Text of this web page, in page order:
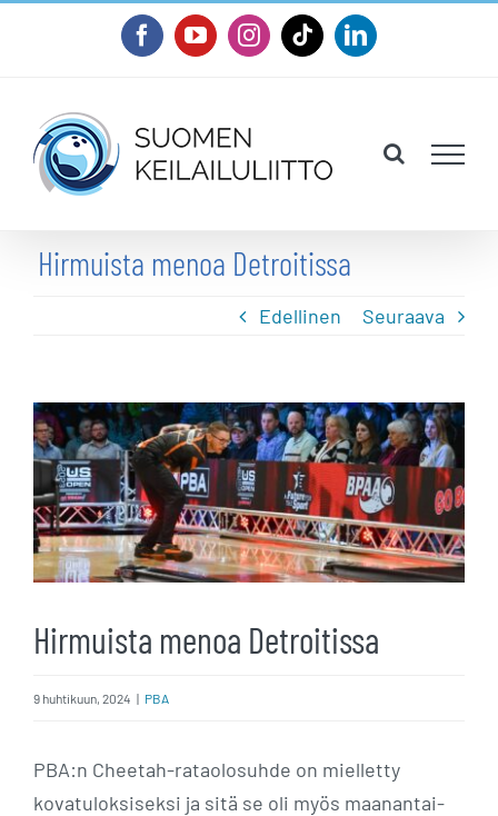
FacebookYouTubeInstagram
TiktokLinkedIn
Hirmuista menoa Detroitissa
Edellinen Seuraava
Katso
kuvaa
isompana
Hirmuista menoa Detroitissa
9 huhtikuun, 2024 | PBA
PBA:n Cheetah-rataolosuhde on mielletty
kovatuloksiseksi ja sitä se oli myös maanantai-